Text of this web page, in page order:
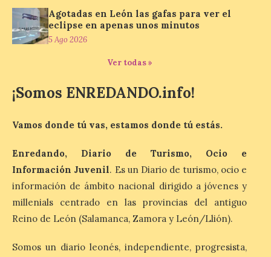
Nueva edición de León
organizado por la sección
Conceyu País Llionés y el Diario de
Morán nos envía desde la carretera […]
Camarzius fest: frente al
macroevento, un festival
cultural transformador
que apuesta por el legado.
Agotadas en León las gafas para ver el
eclipse en apenas unos minutos
5 Ago 2026
Ver todas »
¡Somos ENREDANDO.info!
Vamos donde tú vas, estamos donde tú estás.
Enredando, Diario de Turismo, Ocio e
Información Juvenil. Es un Diario de turismo, ocio e
información de ámbito nacional dirigido a jóvenes y
millenials centrado en las provincias del antiguo
Reino de León (Salamanca, Zamora y León/Llión).
Somos un diario leonés, independiente, progresista,